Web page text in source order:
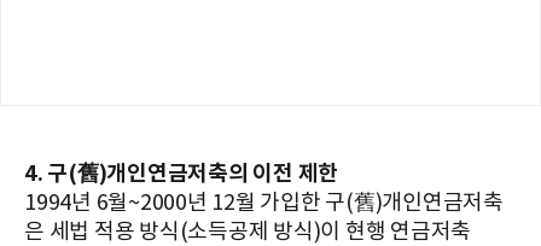
4. 구(舊)개인연금저축의 이전 제한
1994년 6월~2000년 12월 가입한 구(舊)개인연금저축
은 세법 적용 방식(소득공제 방식)이 현행 연금저축